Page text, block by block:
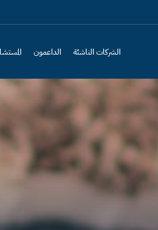
الشركات الناشئة الداعمون